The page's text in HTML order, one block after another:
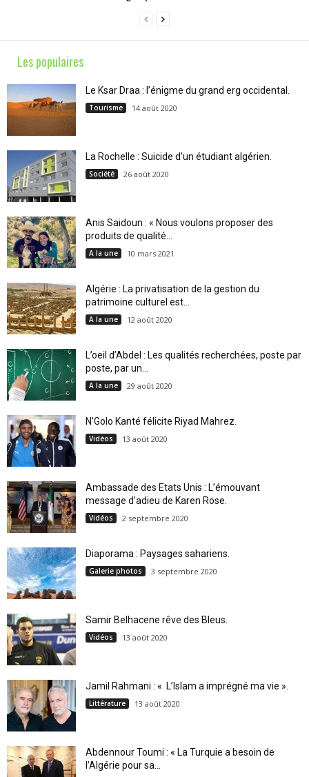
Les populaires
Le Ksar Draa : l’énigme du grand erg occidental.
Tourisme 14 août 2020
La Rochelle : Suicide d’un étudiant algérien.
Société 26 août 2020
Anis Saidoun : « Nous voulons proposer des
produits de qualité...
A la une 10 mars 2021
Algérie : La privatisation de la gestion du
patrimoine culturel est...
A la une 12 août 2020
L’oeil d’Abdel : Les qualités recherchées, poste par
poste, par un...
A la une 29 août 2020
N’Golo Kanté félicite Riyad Mahrez.
Vidéos 13 août 2020
Ambassade des Etats Unis : L’émouvant
message d’adieu de Karen Rose.
Vidéos 2 septembre 2020
Diaporama : Paysages sahariens.
Galerie photos 3 septembre 2020
Samir Belhacene rêve des Bleus.
Vidéos 13 août 2020
Jamil Rahmani : « L’Islam a imprégné ma vie ».
Littérature 13 août 2020
Abdennour Toumi : « La Turquie a besoin de
l’Algérie pour sa...